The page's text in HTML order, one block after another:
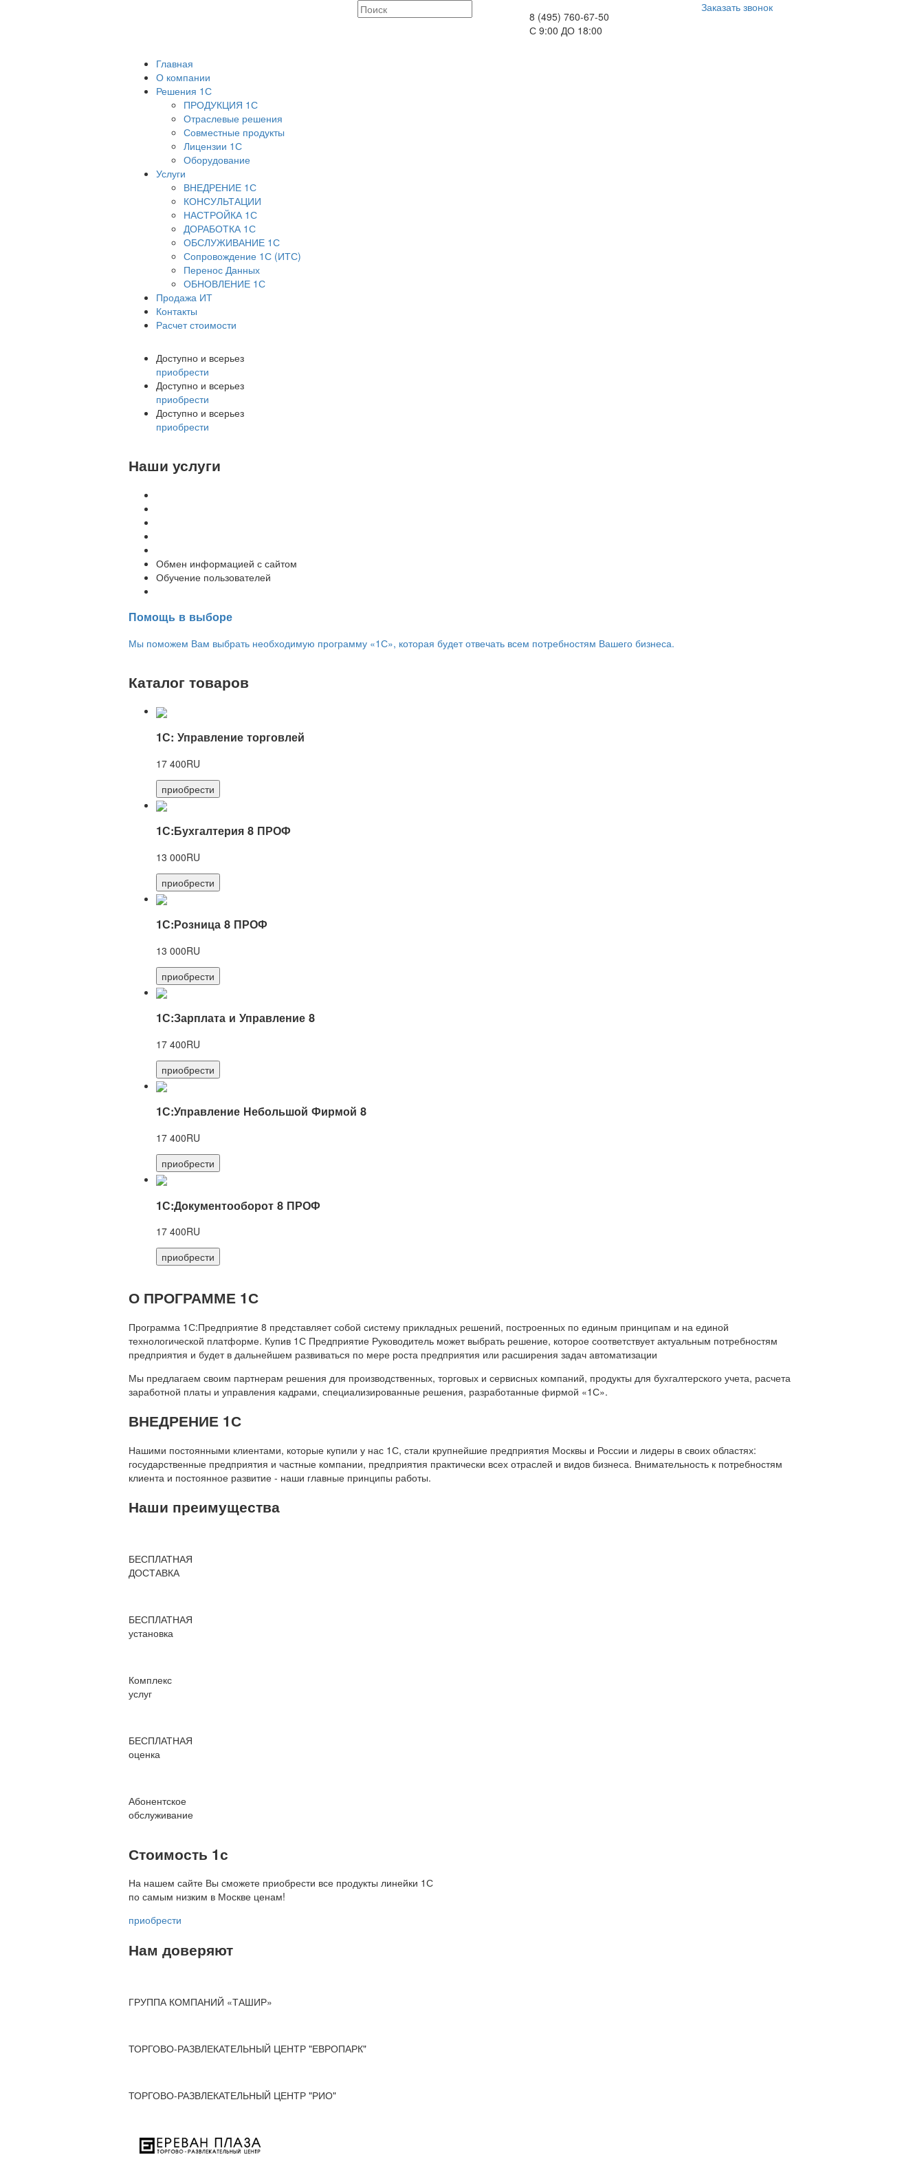
8 (495) 760-67-50
С 9:00 ДО 18:00
Заказать звонок
Главная
О компании
Решения 1С
ПРОДУКЦИЯ 1С
Отраслевые решения
Совместные продукты
Лицензии 1С
Оборудование
Услуги
ВНЕДРЕНИЕ 1С
КОНСУЛЬТАЦИИ
НАСТРОЙКА 1С
ДОРАБОТКА 1С
ОБСЛУЖИВАНИЕ 1С
Сопровождение 1С (ИТС)
Перенос Данных
ОБНОВЛЕНИЕ 1С
Продажа ИТ
Контакты
Расчет стоимости
Доступно и всерьез
приобрести
Доступно и всерьез
приобрести
Доступно и всерьез
приобрести
Наши услуги
Обмен информацией с сайтом
Обучение пользователей
Помощь в выборе
Мы поможем Вам выбрать необходимую программу «1С», которая будет отвечать всем потребностям Вашего бизнеса.
Каталог товаров
1С: Управление торговлей
17 400RU
приобрести
1С:Бухгалтерия 8 ПРОФ
13 000RU
приобрести
1С:Розница 8 ПРОФ
13 000RU
приобрести
1С:Зарплата и Управление 8
17 400RU
приобрести
1С:Управление Небольшой Фирмой 8
17 400RU
приобрести
1С:Документооборот 8 ПРОФ
17 400RU
приобрести
О ПРОГРАММЕ 1С
Программа 1С:Предприятие 8 представляет собой систему прикладных решений, построенных по единым принципам и на единой
технологической платформе. Купив 1С Предприятие Руководитель может выбрать решение, которое соответствует актуальным потребностям
предприятия и будет в дальнейшем развиваться по мере роста предприятия или расширения задач автоматизации
Мы предлагаем своим партнерам решения для производственных, торговых и сервисных компаний, продукты для бухгалтерского учета, расчета
заработной платы и управления кадрами, специализированные решения, разработанные фирмой «1С».
ВНЕДРЕНИЕ 1С
Нашими постоянными клиентами, которые купили у нас 1С, стали крупнейшие предприятия Москвы и России и лидеры в своих областях:
государственные предприятия и частные компании, предприятия практически всех отраслей и видов бизнеса. Внимательность к потребностям
клиента и постоянное развитие - наши главные принципы работы.
Наши преимущества
БЕСПЛАТНАЯ
ДОСТАВКА
БЕСПЛАТНАЯ
установка
Комплекс
услуг
БЕСПЛАТНАЯ
оценка
Абонентское
обслуживание
Стоимость 1с
На нашем сайте Вы сможете приобрести все продукты линейки 1С
по самым низким в Москве ценам!
приобрести
Нам доверяют
ГРУППА КОМПАНИЙ «ТАШИР»
ТОРГОВО-РАЗВЛЕКАТЕЛЬНЫЙ ЦЕНТР "ЕВРОПАРК"
ТОРГОВО-РАЗВЛЕКАТЕЛЬНЫЙ ЦЕНТР "РИО"